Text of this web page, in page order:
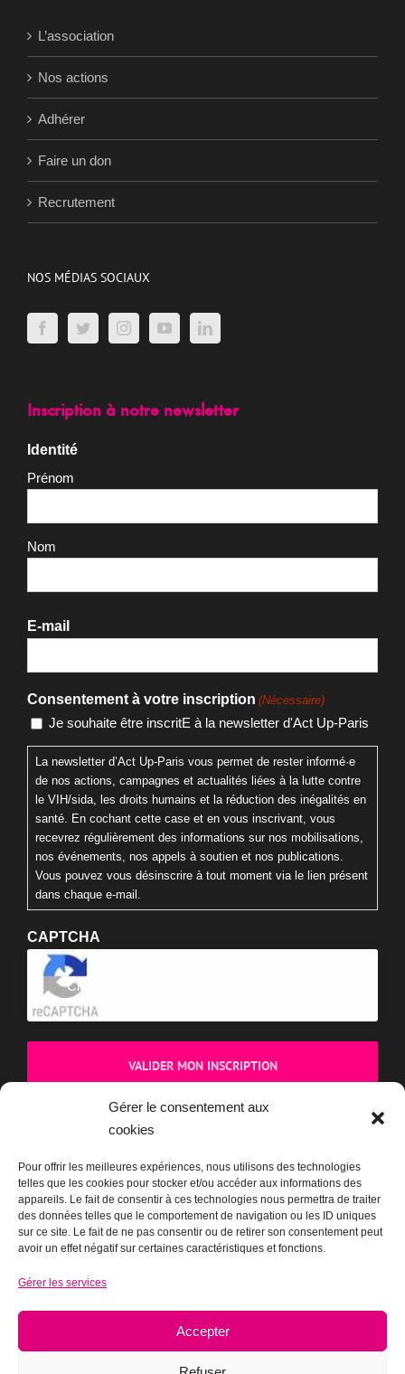
Gérer le consentement aux
cookies
Pour offrir les meilleures expériences, nous utilisons des technologies
telles que les cookies pour stocker et/ou accéder aux informations des
appareils. Le fait de consentir à ces technologies nous permettra de traiter
des données telles que le comportement de navigation ou les ID uniques
sur ce site. Le fait de ne pas consentir ou de retirer son consentement peut
avoir un effet négatif sur certaines caractéristiques et fonctions.
Gérer les services
Accepter
L’association
Nos actions
Adhérer
Faire un don
Recrutement
NOS MÉDIAS SOCIAUX
Inscription à notre newsletter
Identité
Prénom
Nom
E-mail
Consentement à votre inscription (Nécessaire)
Je souhaite être inscritE à la newsletter d'Act Up-Paris
La newsletter d’Act Up-Paris vous permet de rester informé·e
de nos actions, campagnes et actualités liées à la lutte contre
le VIH/sida, les droits humains et la réduction des inégalités en
santé. En cochant cette case et en vous inscrivant, vous
recevrez régulièrement des informations sur nos mobilisations,
nos événements, nos appels à soutien et nos publications.
Vous pouvez vous désinscrire à tout moment via le lien présent
dans chaque e-mail.
CAPTCHA
Cliquez pour accepter la validation reCaptcha.
BOUTIQUE